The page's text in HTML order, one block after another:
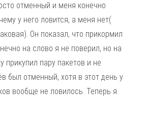
отменный и меня конечно
у него ловится, а меня нет(
Он показал, что прикормил
на слово я не поверил, но на
пару пакетов и не
был отменный, хотя в этот день у
вообще не ловилось. Теперь я